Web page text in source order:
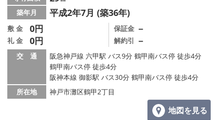
築年月 平成2年7月 (築36年)
敷 金 0円
礼 金 0円
保証金 －
解約引 －
交 通
阪急神戸線 六甲駅 バス9分 鶴甲南バス停 徒歩4分
鶴甲南バス停 徒歩4分
阪神本線 御影駅 バス30分 鶴甲南バス停 徒歩4分
所在地
神戸市灘区鶴甲2丁目
地図を見る